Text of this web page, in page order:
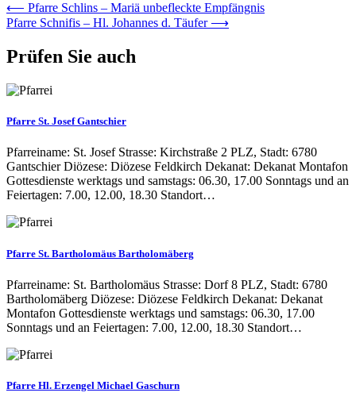
⟵ Pfarre Schlins – Mariä unbefleckte Empfängnis
Pfarre Schnifis – Hl. Johannes d. Täufer ⟶
Prüfen Sie auch
Pfarre St. Josef Gantschier
Pfarreiname: St. Josef Strasse: Kirchstraße 2 PLZ, Stadt: 6780
Gantschier Diözese: Diözese Feldkirch Dekanat: Dekanat Montafon
Gottesdienste werktags und samstags: 06.30, 17.00 Sonntags und an
Feiertagen: 7.00, 12.00, 18.30 Standort…
Pfarre St. Bartholomäus Bartholomäberg
Pfarreiname: St. Bartholomäus Strasse: Dorf 8 PLZ, Stadt: 6780
Bartholomäberg Diözese: Diözese Feldkirch Dekanat: Dekanat
Montafon Gottesdienste werktags und samstags: 06.30, 17.00
Sonntags und an Feiertagen: 7.00, 12.00, 18.30 Standort…
Pfarre Hl. Erzengel Michael Gaschurn